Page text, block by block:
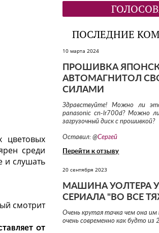
цветовых
среди
и слушать
смотрит
от
ПОСЛЕДНИЕ
10 марта 2024
ПРОШИВКА
АВТОМАГНИТОЛ
СИЛАМИ
Здравствуйте! Можно ли
panasonic cn-lr700d? Можно
загрузочный диск с прошивкой?
Оставил: @Сергей
Перейти к отзыву
20 сентября 2023
МАШИНА УОЛТЕРА
СЕРИАЛА "ВО ВСЕ
Очень крутая тачка чем она им
очень современно как будто из